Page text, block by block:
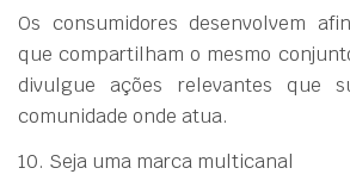
Os consumidores desenvolvem
que compartilham o mesmo
divulgue ações relevantes que
comunidade onde atua.
10. Seja uma marca multicanal